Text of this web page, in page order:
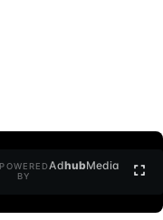
POWERED
BY
AdhubMedia